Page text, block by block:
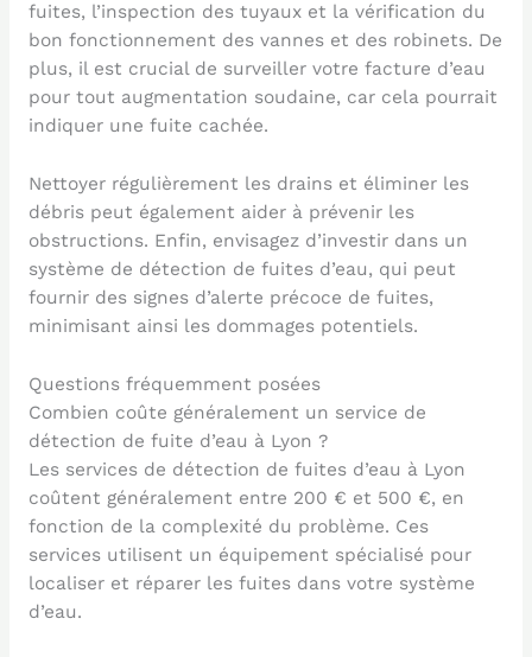
fuites, l’inspection des tuyaux et la vérification du
bon fonctionnement des vannes et des robinets. De
plus, il est crucial de surveiller votre facture d’eau
pour tout augmentation soudaine, car cela pourrait
indiquer une fuite cachée.
Nettoyer régulièrement les drains et éliminer les
débris peut également aider à prévenir les
obstructions. Enfin, envisagez d’investir dans un
système de détection de fuites d’eau, qui peut
fournir des signes d’alerte précoce de fuites,
minimisant ainsi les dommages potentiels.
Questions fréquemment posées
Combien coûte généralement un service de
détection de fuite d’eau à Lyon ?
Les services de détection de fuites d’eau à Lyon
coûtent généralement entre 200 € et 500 €, en
fonction de la complexité du problème. Ces
services utilisent un équipement spécialisé pour
localiser et réparer les fuites dans votre système
d’eau.